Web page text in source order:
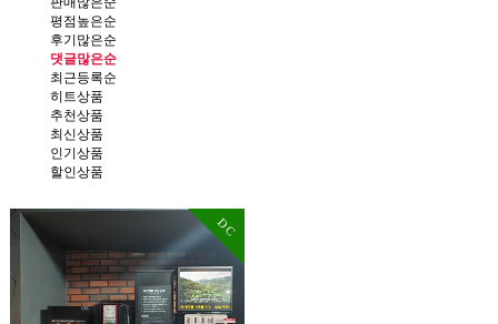
평점높은순
후기많은순
댓글많은순
최근등록순
히트상품
추천상품
최신상품
인기상품
할인상품
DC